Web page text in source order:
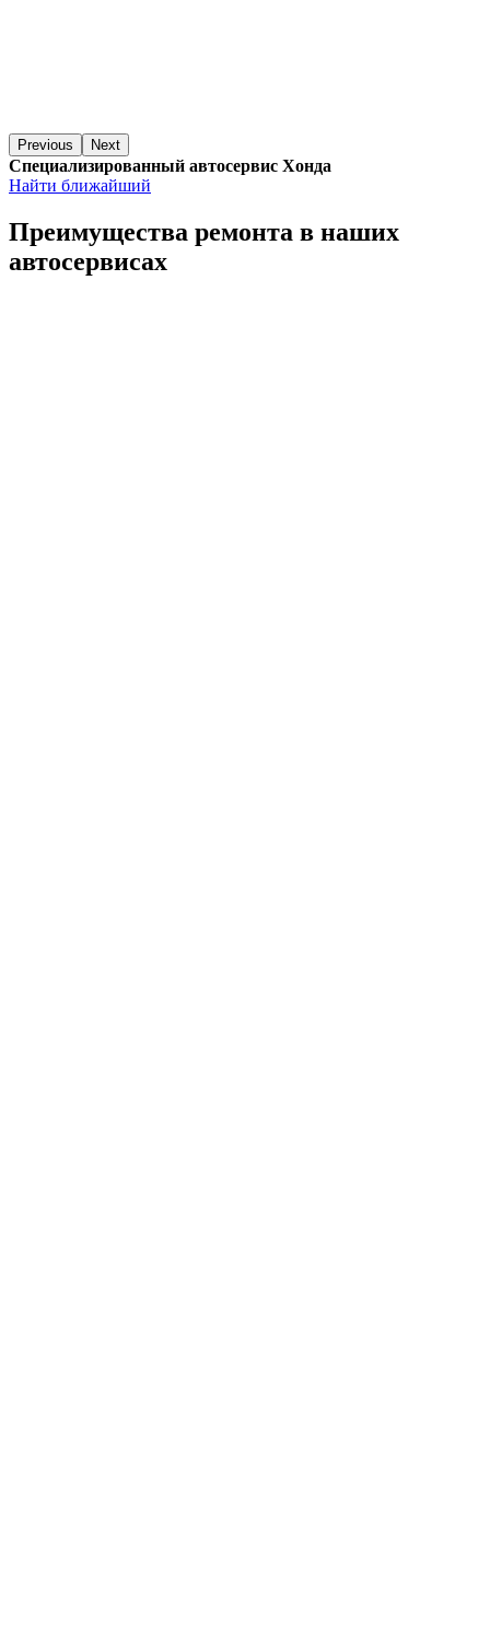
Previous Next
Специализированный автосервис Хонда
Найти ближайший
Преимущества ремонта в наших
автосервисах